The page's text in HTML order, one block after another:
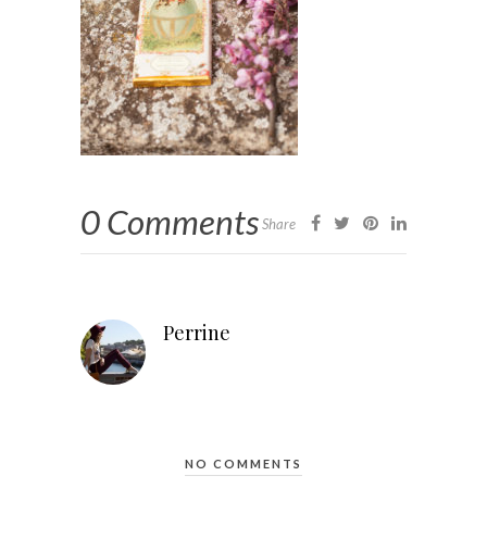
0 CommentsShare
Perrine
NO COMMENTS